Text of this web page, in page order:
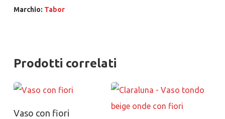
Marchio: Tabor
Prodotti correlati
Aggiungi al carrello
Vaso con fiori